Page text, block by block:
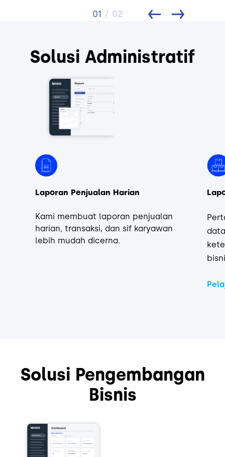
01 / 02
Solusi Administratif
Laporan Penjualan Harian
Kami membuat laporan penjualan
harian, transaksi, dan sif karyawan
lebih mudah dicerna.
Solusi Pengembangan
Bisnis